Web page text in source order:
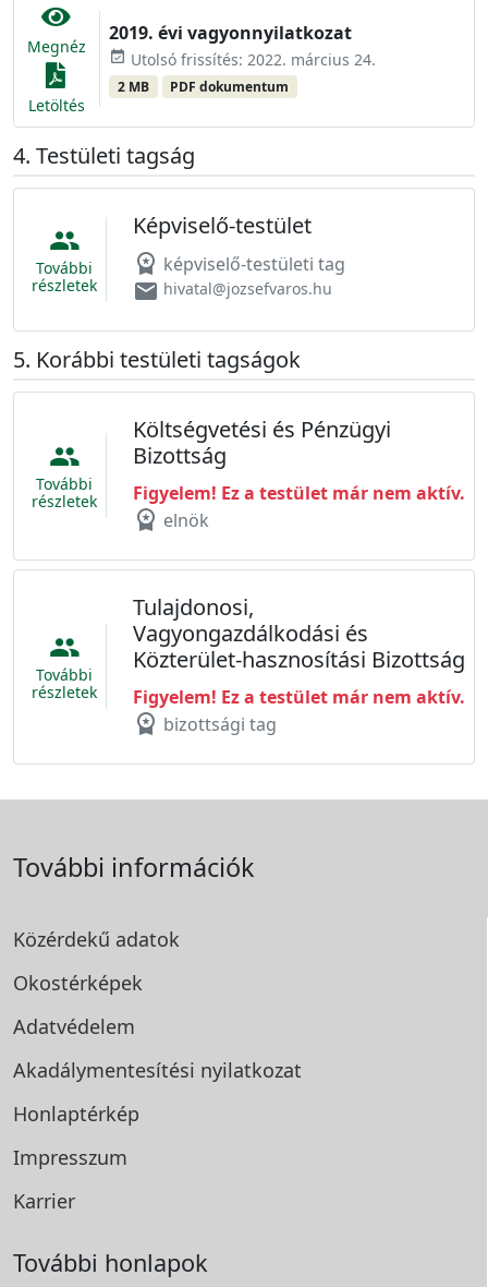
Megnéz
Letöltés
2019. évi vagyonnyilatkozat
event_available Utolsó frissítés: 2022. március 24.
2 MB PDF dokumentum
Testületi tagság
people
További
részletek
Képviselő-testület
workspace_premium képviselő-testületi tag
email hivatal@jozsefvaros.hu
Korábbi testületi tagságok
people
További
részletek
Költségvetési és Pénzügyi
Bizottság
Figyelem! Ez a testület már nem aktív.
workspace_premium elnök
people
További
részletek
Tulajdonosi,
Vagyongazdálkodási és
Közterület-hasznosítási Bizottság
Figyelem! Ez a testület már nem aktív.
workspace_premium bizottsági tag
További információk
Közérdekű adatok
Okostérképek
Adatvédelem
Akadálymentesítési nyilatkozat
Honlaptérkép
Impresszum
Karrier
További honlapok